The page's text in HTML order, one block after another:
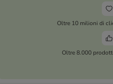
Oltre 10 milioni di
Oltre 8.000